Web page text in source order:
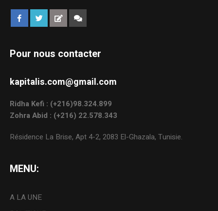
Pour nous contacter
kapitalis.com@gmail.com
Ridha Kefi : (+216)98.324.899
Zohra Abid : (+216) 22.578.343
Résidence La Brise, Apt 4-2, 2083 El-Ghazala, Tunisie.
MENU:
A LA UNE